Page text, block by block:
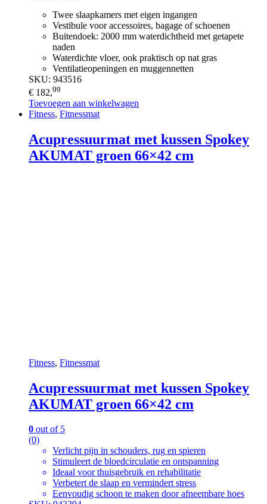
Twee slaapkamers met eigen ingangen
Vestibule voor accessoires, bagage of schoenen
Buitendoek: 2000 mm waterdichtheid met getapete
naden
Waterdichte vloer, ook praktisch op nat gras
Ventilatieopeningen en muggennetten
SKU: 943516
€ 182,99
Toevoegen aan winkelwagen
Fitness, Fitnessmat
Acupressuurmat met kussen Spokey
AKUMAT groen 66×42 cm
Fitness, Fitnessmat
Acupressuurmat met kussen Spokey
AKUMAT groen 66×42 cm
0 out of 5
(0)
Verlicht pijn in schouders, rug en spieren
Stimuleert de bloedcirculatie en ontspanning
Ideaal voor thuisgebruik en rehabilitatie
Verbetert de slaap en vermindert stress
Eenvoudig schoon te maken door afneembare hoes